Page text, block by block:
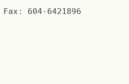
604-6421896